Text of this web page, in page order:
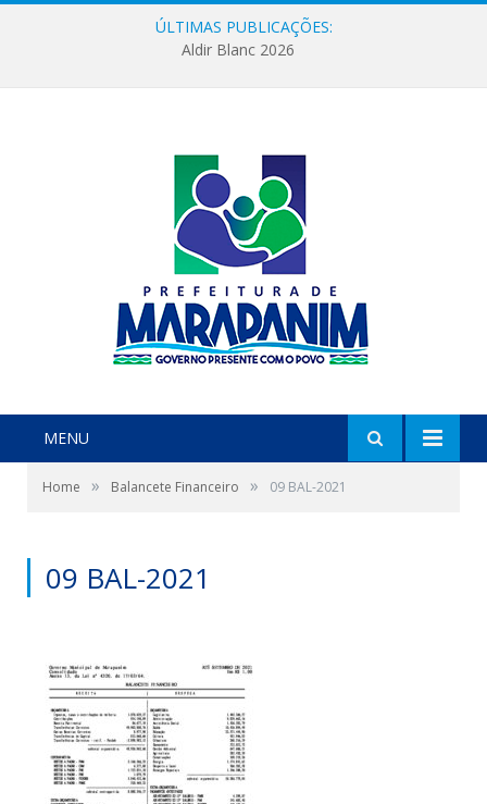
ÚLTIMAS PUBLICAÇÕES:
Aldir Blanc 2026
MENU
Home » Balancete Financeiro » 09 BAL-2021
09 BAL-2021